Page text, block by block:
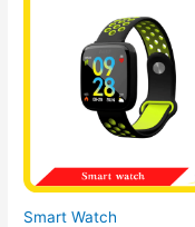
Smart Watch